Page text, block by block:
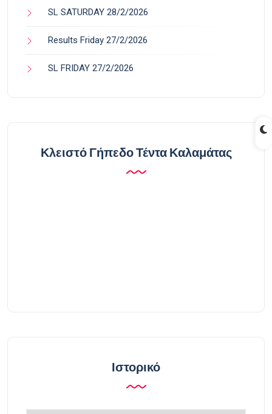
SL SATURDAY 28/2/2026
Results Friday 27/2/2026
SL FRIDAY 27/2/2026
Κλειστό Γήπεδο Τέντα Καλαμάτας
Ιστορικό